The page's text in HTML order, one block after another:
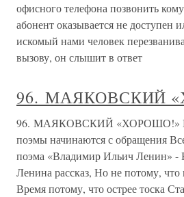
офисного телефона позвонить
абонент оказывается не доступен
искомый нами человек
вызову, он слышит в ответ
96. МАЯКОВСКИЙ
96. МАЯКОВСКИЙ «ХОРОШО!»
поэмы начинаются с обращения
поэма «Владимир Ильич Ленин» -
Ленина рассказ, Но не потому, что
Время потому, что острее тоска